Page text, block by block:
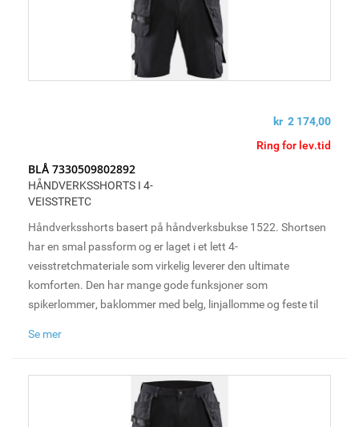
kr 2 174,00
Ring for lev.tid
BLÅ 7330509802892
HÅNDVERKSSHORTS I 4-
VEISSTRETC
Håndverksshorts basert på håndverksbukse 1522. Shortsen
har en smal passform og er laget i et lett 4-
veisstretchmateriale som virkelig leverer den ultimate
komforten. Den har mange gode funksjoner som
spikerlommer, baklommer med belg, linjallomme og feste til
håndverkere på varme dager.
Se mer